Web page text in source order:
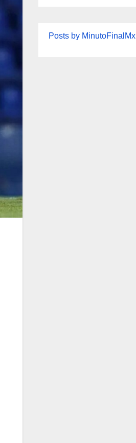
Posts by MinutoFinalMx